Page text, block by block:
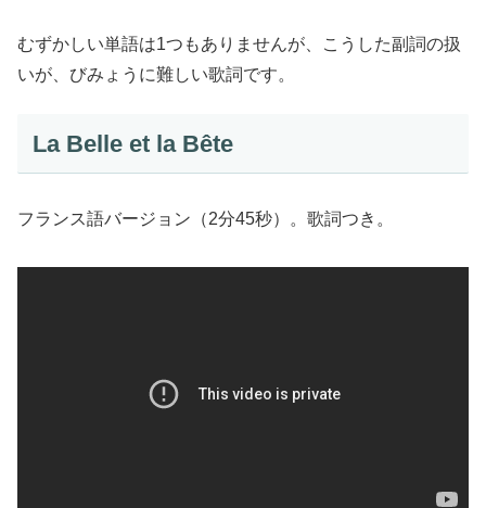
むずかしい単語は1つもありませんが、こうした副詞の扱
いが、びみょうに難しい歌詞です。
La Belle et la Bête
フランス語バージョン（2分45秒）。歌詞つき。